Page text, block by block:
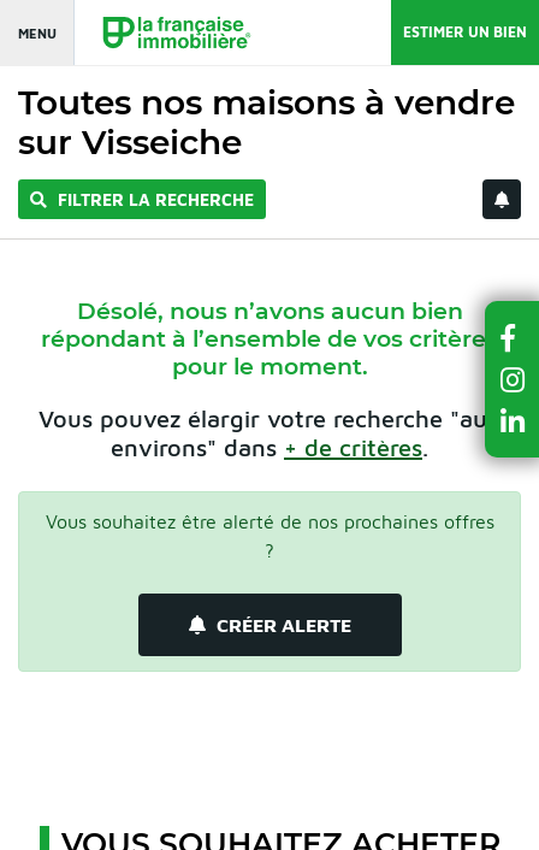
MENU ESTIMER UN BIEN
Toutes nos maisons à vendre
sur Visseiche
FILTRER LA RECHERCHE
Désolé, nous n’avons aucun bien
répondant à l’ensemble de vos critères
pour le moment.
Vous pouvez élargir votre recherche "aux
environs" dans + de critères.
Vous souhaitez être alerté de nos prochaines offres
?
CRÉER ALERTE